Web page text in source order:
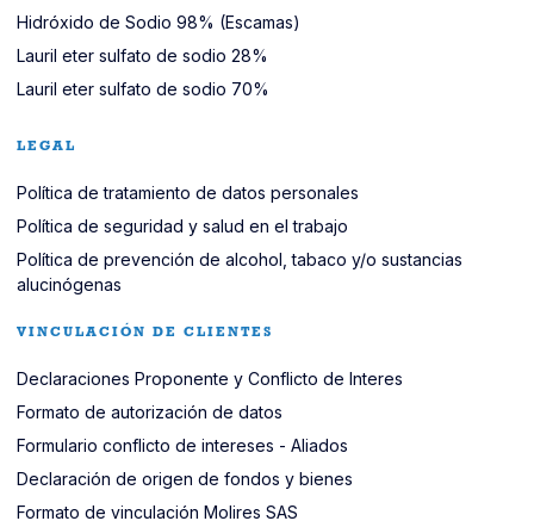
Hidróxido de Sodio 98% (Escamas)
Lauril eter sulfato de sodio 28%
Lauril eter sulfato de sodio 70%
LEGAL
Política de tratamiento de datos personales
Política de seguridad y salud en el trabajo
Política de prevención de alcohol, tabaco y/o sustancias
alucinógenas
VINCULACIÓN DE CLIENTES
Declaraciones Proponente y Conflicto de Interes
Formato de autorización de datos
Formulario conflicto de intereses - Aliados
Declaración de origen de fondos y bienes
Formato de vinculación Molires SAS